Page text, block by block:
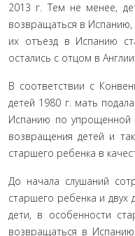
2013 г. Тем не менее,
возвращаться в Испанию,
их отъезд в Испанию
остались с отцом в
В соответствии с
детей 1980 г. мать
Испанию по упрощенной
возвращения детей и
старшего ребенка в
До начала слушаний
старшего ребенка и двух
дети, в особенности
возвращаться в